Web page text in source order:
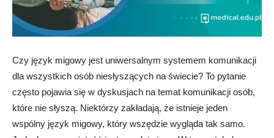
Czy język migowy jest uniwersalnym systemem komunikacji
dla wszystkich osób niesłyszących na świecie? To pytanie
często pojawia się w dyskusjach na temat komunikacji osób,
które nie słyszą. Niektórzy zakładają, że istnieje jeden
wspólny język migowy, który wszędzie wygląda tak samo.